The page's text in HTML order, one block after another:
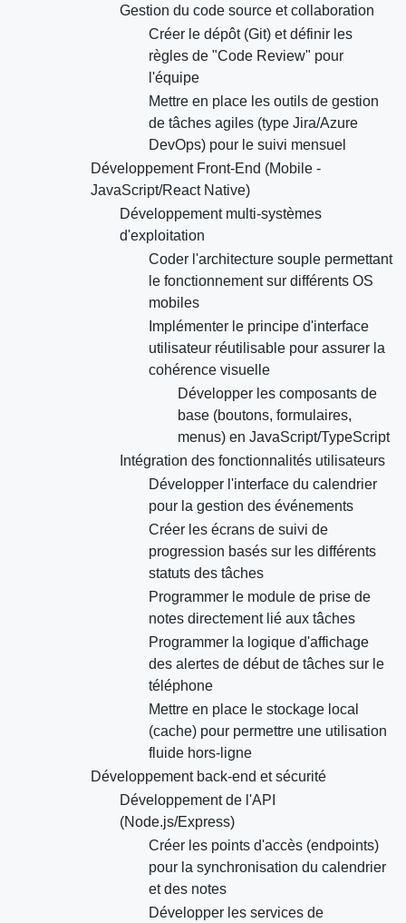
Gestion du code source et collaboration
Créer le dépôt (Git) et définir les
règles de "Code Review" pour
l'équipe
Mettre en place les outils de gestion
de tâches agiles (type Jira/Azure
DevOps) pour le suivi mensuel
Développement Front-End (Mobile -
JavaScript/React Native)
Développement multi-systèmes
d'exploitation
Coder l'architecture souple permettant
le fonctionnement sur différents OS
mobiles
Implémenter le principe d'interface
utilisateur réutilisable pour assurer la
cohérence visuelle
Développer les composants de
base (boutons, formulaires,
menus) en JavaScript/TypeScript
Intégration des fonctionnalités utilisateurs
Développer l'interface du calendrier
pour la gestion des événements
Créer les écrans de suivi de
progression basés sur les différents
statuts des tâches
Programmer le module de prise de
notes directement lié aux tâches
Programmer la logique d'affichage
des alertes de début de tâches sur le
téléphone
Mettre en place le stockage local
(cache) pour permettre une utilisation
fluide hors-ligne
Développement back-end et sécurité
Développement de l'API
(Node.js/Express)
Créer les points d'accès (endpoints)
pour la synchronisation du calendrier
et des notes
Développer les services de